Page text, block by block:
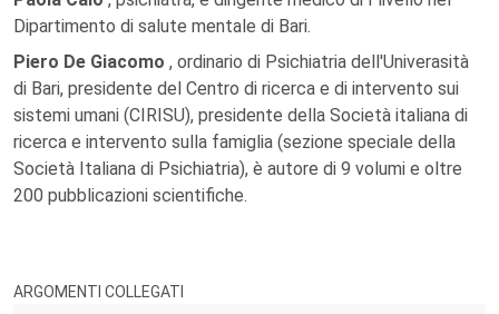
Dipartimento di salute mentale di Bari.
Piero De Giacomo , ordinario di Psichiatria dell'Univerasità
di Bari, presidente del Centro di ricerca e di intervento sui
sistemi umani (CIRISU), presidente della Società italiana di
ricerca e intervento sulla famiglia (sezione speciale della
Società Italiana di Psichiatria), è autore di 9 volumi e oltre
200 pubblicazioni scientifiche.
ARGOMENTI COLLEGATI